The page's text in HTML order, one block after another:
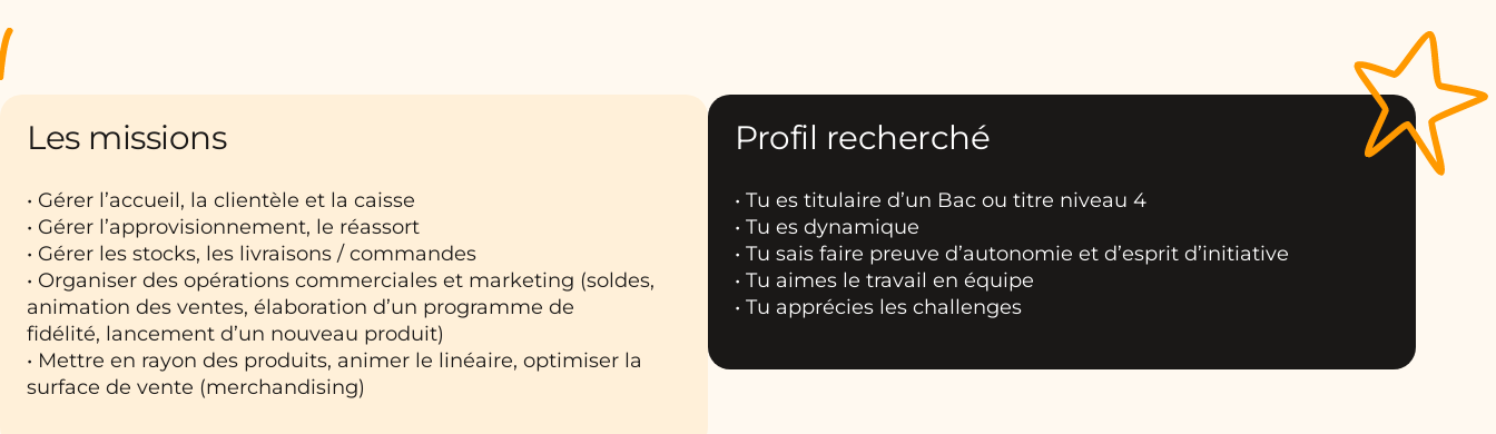
Les missions
• Gérer l’accueil, la clientèle et la caisse
• Gérer l’approvisionnement, le réassort
• Gérer les stocks, les livraisons / commandes
• Organiser des opérations commerciales et marketing (soldes,
animation des ventes, élaboration d’un programme de
fidélité, lancement d’un nouveau produit)
• Mettre en rayon des produits, animer le linéaire, optimiser la
surface de vente (merchandising)
Profil recherché
• Tu es titulaire d’un Bac ou titre niveau 4
• Tu es dynamique
• Tu sais faire preuve d’autonomie et d’esprit d’initiative
• Tu aimes le travail en équipe
• Tu apprécies les challenges